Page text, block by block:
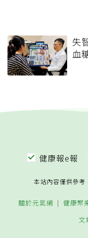
失
血
健康報e報
本站內容僅供參考
關於元氣網 健康聚
文